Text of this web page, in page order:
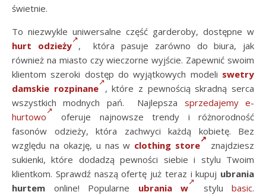
świetnie.
To niezwykle uniwersalne część garderoby, dostępne w
hurt odzieży
, która pasuje zarówno do biura, jak
również na miasto czy wieczorne wyjście. Zapewnić swoim
klientom szeroki dostęp do wyjątkowych modeli swetry
damskie rozpinane
, które z pewnością skradną serca
wszystkich modnych pań. Najlepsza sprzedajemy e-
hurtowo
oferuje najnowsze trendy i różnorodność
fasonów odzieży, która zachwyci każdą kobietę. Bez
względu na okazję, u nas w clothing store
znajdziesz
sukienki, które dodadzą pewności siebie i stylu Twoim
klientkom. Sprawdź naszą ofertę już teraz i kupuj ubrania
hurtem online! Popularne ubrania w stylu basic.